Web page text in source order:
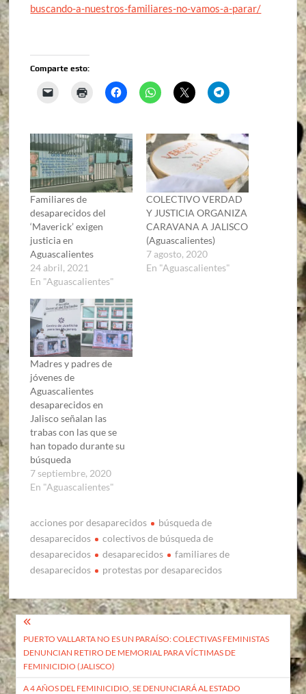
buscando-a-nuestros-familiares-no-vamos-a-parar/
Comparte esto:
Familiares de
desaparecidos del
‘Maverick’ exigen
justicia en
Aguascalientes
24 abril, 2021
En "Aguascalientes"
COLECTIVO VERDAD
Y JUSTICIA ORGANIZA
CARAVANA A JALISCO
(Aguascalientes)
7 agosto, 2020
En "Aguascalientes"
Madres y padres de
jóvenes de
Aguascalientes
desaparecidos en
Jalisco señalan las
trabas con las que se
han topado durante su
búsqueda
7 septiembre, 2020
En "Aguascalientes"
acciones por desaparecidos
búsqueda de
desaparecidos
colectivos de búsqueda de
desaparecidos
desaparecidos
familiares de
desaparecidos
protestas por desaparecidos
Navegación
de
entradas
PUERTO VALLARTA NO ES UN PARAÍSO: COLECTIVAS FEMINISTAS
DENUNCIAN RETIRO DE MEMORIAL PARA VÍCTIMAS DE
FEMINICIDIO (JALISCO)
A 4 AÑOS DEL FEMINICIDIO, SE DENUNCIARÁ AL ESTADO